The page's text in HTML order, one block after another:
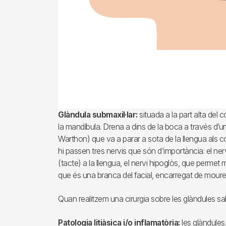
Glàndula submaxil·lar: situada a la part alta del
la mandíbula. Drena a dins de la boca a través
Warthon) que va a parar a sota de la llengua als
hi passen tres nervis que són d’importància: el
(tacte) a la llengua, el nervi hipoglòs, que permet
que és una branca del facial, encarregat de
Quan realitzem una cirurgia sobre les glàndules
Patologia litiàsica i/o inflamatòria: les